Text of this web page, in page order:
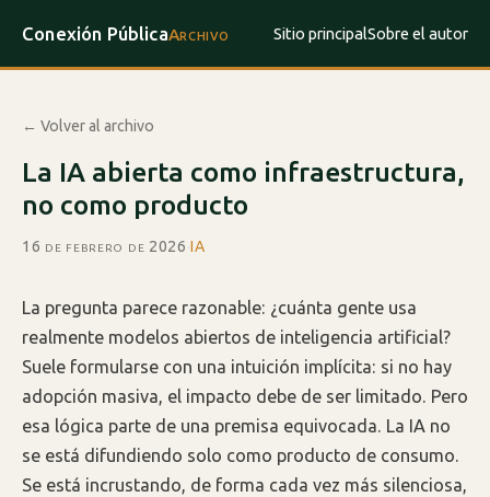
Conexión PúblicaArchivo Sitio principalSobre el autor
← Volver al archivo
La IA abierta como infraestructura,
no como producto
16 de febrero de 2026·IA
La pregunta parece razonable: ¿cuánta gente usa
realmente modelos abiertos de inteligencia artificial?
Suele formularse con una intuición implícita: si no hay
adopción masiva, el impacto debe de ser limitado. Pero
esa lógica parte de una premisa equivocada. La IA no
se está difundiendo solo como producto de consumo.
Se está incrustando, de forma cada vez más silenciosa,